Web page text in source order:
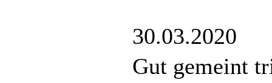
30.03.2020
Gut gemeint